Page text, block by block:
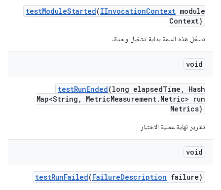
testModuleStarted(IInvocationContext module
Context)
تسجّل هذه السمة بداية تشغيل وحدة.
void
testRunEnded(long elapsedTime ,
Hash
Map<String , MetricMeasurement. Metric> run
Metrics)
تقارير نهاية عملية الاختبار
void
testRunFailed(FailureDescription failure)